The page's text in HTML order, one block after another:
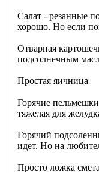
Салат - резанные
хорошо. Но если
Отварная
подсолнечным
Простая яичница
Горячие
тяжелая для
Горячий
идет. Но на
Просто ложка